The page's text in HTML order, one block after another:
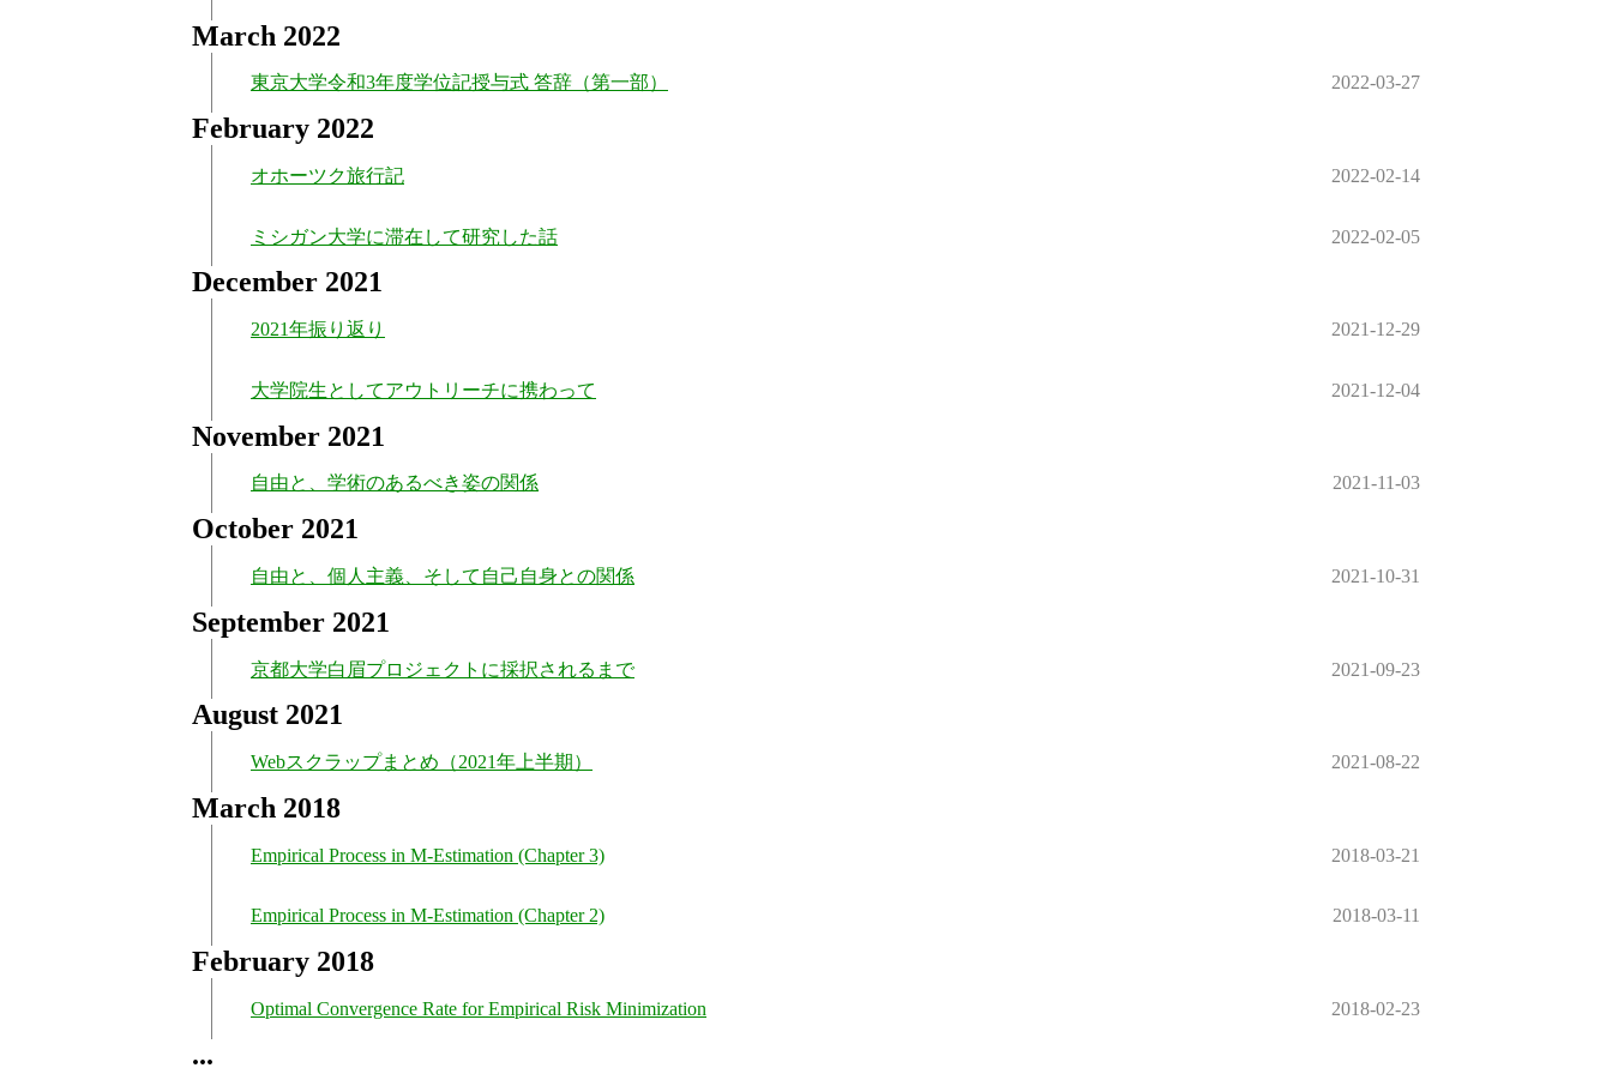
March 2022
東京大学令和3年度学位記授与式 答辞（第一部） 2022-03-27
February 2022
オホーツク旅行記 2022-02-14
ミシガン大学に滞在して研究した話 2022-02-05
December 2021
2021年振り返り 2021-12-29
大学院生としてアウトリーチに携わって 2021-12-04
November 2021
自由と、学術のあるべき姿の関係 2021-11-03
October 2021
自由と、個人主義、そして自己自身との関係 2021-10-31
September 2021
京都大学白眉プロジェクトに採択されるまで 2021-09-23
August 2021
Webスクラップまとめ（2021年上半期） 2021-08-22
March 2018
Empirical Process in M-Estimation (Chapter 3) 2018-03-21
Empirical Process in M-Estimation (Chapter 2) 2018-03-11
February 2018
Optimal Convergence Rate for Empirical Risk Minimization 2018-02-23
...